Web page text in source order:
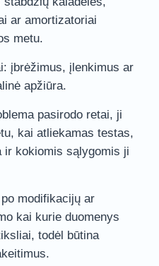
ar amortizatoriai
metu.
įbrėžimus, įlenkimus ar
apžiūra.
pasirodo retai, ji
kai atliekamas testas,
ir kokiomis sąlygomis ji
modifikacijų ar
kai kurie duomenys
todėl būtina